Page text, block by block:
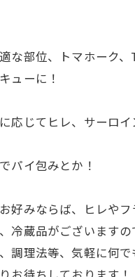
な部位、トマホーク
ューに！
応じてヒレ、サーロ
パイ包みとか！
好みならば、ヒレや
冷蔵品がございますの
調理法等、気軽に何で